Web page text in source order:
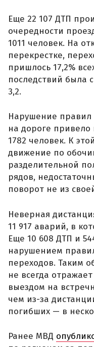
Еще 22 107 ДТП
очередности
1011 человек. На
перекрестке,
пришлось 17,2%
последствий была
3,2.
Нарушение правил
на дороге привело
1782 человек. К
движение по
разделительной
рядов,
поворот не из
Неверная
11 917 аварий, в
Еще 10 608 ДТП и
нарушением
переходов. Таким
не всегда
выездом на
чем из-за
погибших — в
Ранее МВД